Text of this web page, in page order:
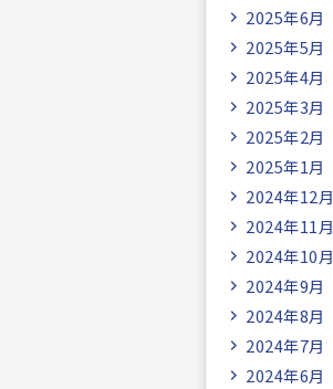
2025年6月
2025年5月
2025年4月
2025年3月
2025年2月
2025年1月
2024年12月
2024年11月
2024年10月
2024年9月
2024年8月
2024年7月
2024年6月